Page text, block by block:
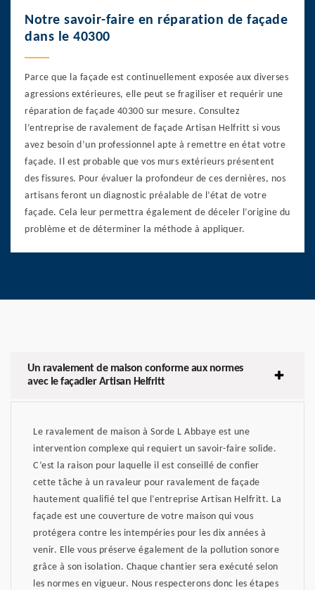
Notre savoir-faire en réparation de façade
dans le 40300
Parce que la façade est continuellement exposée aux diverses
agressions extérieures, elle peut se fragiliser et requérir une
réparation de façade 40300 sur mesure. Consultez
l’entreprise de ravalement de façade Artisan Helfritt si vous
avez besoin d’un professionnel apte à remettre en état votre
façade. Il est probable que vos murs extérieurs présentent
des fissures. Pour évaluer la profondeur de ces dernières, nos
artisans feront un diagnostic préalable de l’état de votre
façade. Cela leur permettra également de déceler l’origine du
problème et de déterminer la méthode à appliquer.
Un ravalement de maison conforme aux normes
avec le façadier Artisan Helfritt
Le ravalement de maison à Sorde L Abbaye est une
intervention complexe qui requiert un savoir-faire solide.
C’est la raison pour laquelle il est conseillé de confier
cette tâche à un ravaleur pour ravalement de façade
hautement qualifié tel que l’entreprise Artisan Helfritt. La
façade est une couverture de votre maison qui vous
protégera contre les intempéries pour les dix années à
venir. Elle vous préserve également de la pollution sonore
grâce à son isolation. Chaque chantier sera exécuté selon
les normes en vigueur. Nous respecterons donc les étapes